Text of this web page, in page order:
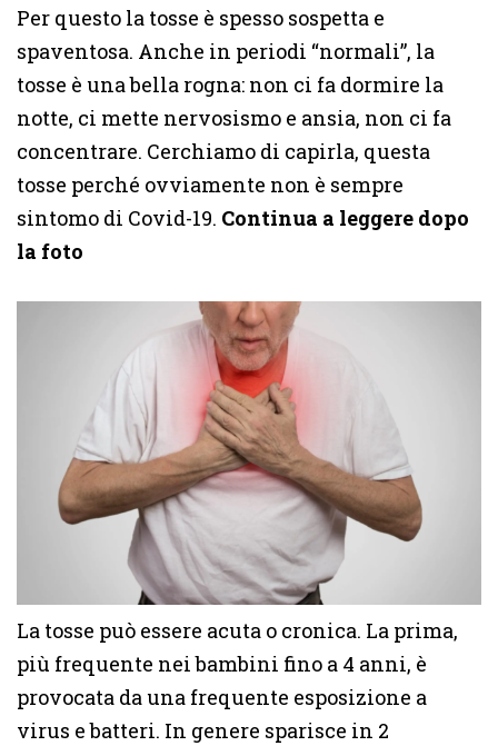
Per questo la tosse è spesso sospetta e
spaventosa. Anche in periodi “normali”, la
tosse è una bella rogna: non ci fa dormire la
notte, ci mette nervosismo e ansia, non ci fa
concentrare. Cerchiamo di capirla, questa
tosse perché ovviamente non è sempre
sintomo di Covid-19. Continua a leggere dopo
la foto
La tosse può essere acuta o cronica. La prima,
più frequente nei bambini fino a 4 anni, è
provocata da una frequente esposizione a
virus e batteri. In genere sparisce in 2